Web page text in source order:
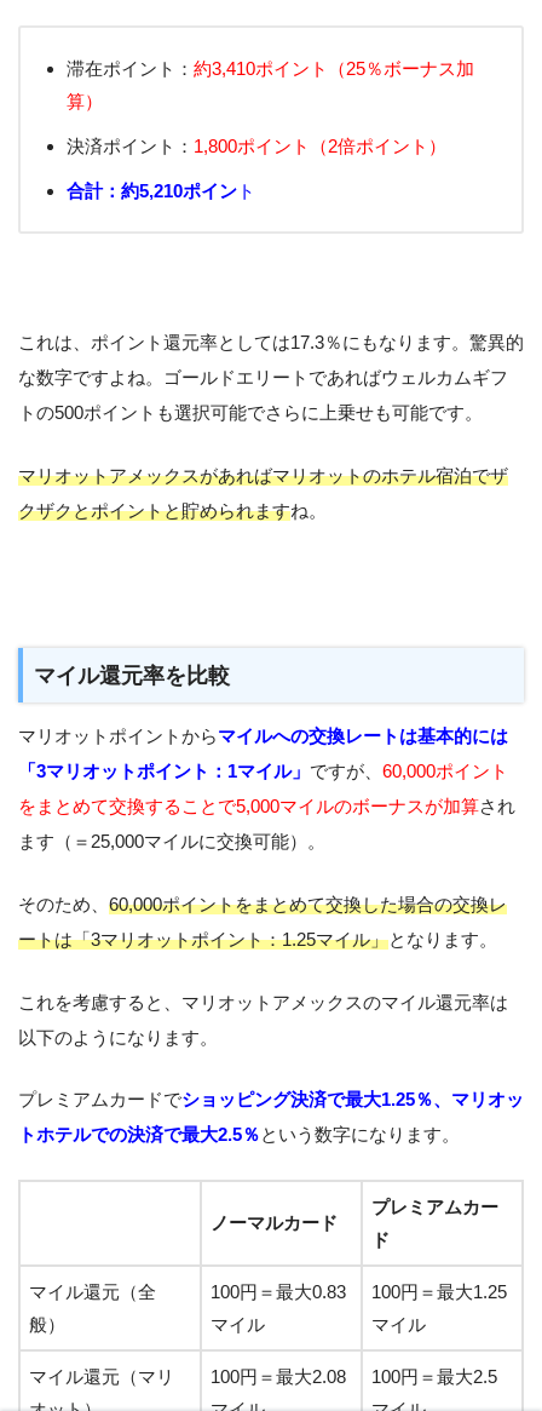
滞在ポイント： 約3,410ポイント（25％ボーナス加
算）
決済ポイント： 1,800ポイント（2倍ポイント）
合計：約5,210ポイン ト
これは、ポイント還元率としては17.3％にもなります。驚異的
な数字ですよね。ゴールドエリートであればウェルカムギフ
トの500ポイントも選択可能でさらに上乗せも可能です。
マリオットアメックスがあればマリオットのホテル宿泊でザ
クザクとポイントと貯められますね。
マイル還元率を比較
マリオットポイントからマイルへの交換レートは基本的には
「3マリオットポイント：1マイル」 ですが、 60,000ポイント
をまとめて交換することで5,000マイルのボーナスが加算され
ます（＝25,000マイルに交換可能）。
そのため、 60,000ポイントをまとめて交換した場合の交換レ
ートは「3マリオットポイント：1.25マイル」となります。
これを考慮すると、マリオットアメックスのマイル還元率は
以下のようになります。
プレミアムカードでショッピング決済で最大1.25％、マリオッ
トホテルでの決済で最大2.5％という数字になります。
ノーマルカード
プレミアムカー
ド
マイル還元（全
般）
100円＝最大0.83
マイル
100円＝最大1.25
マイル
マイル還元（マリ
100円＝最大2.08
100円＝最大2.5